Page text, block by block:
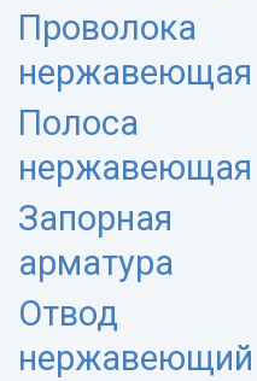
Проволока
нержавеющая
Полоса
нержавеющая
Запорная
арматура
Отвод
нержавеющий